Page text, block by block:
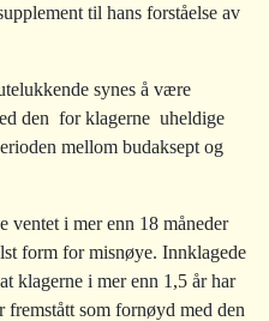
til hans forståelse av
synes å være
den  for klagerne  uheldige
mellom budaksept og
ventet i mer enn 18 måneder
form for misnøye. Innklagede
klagerne i mer enn 1,5 år har
fremstått som fornøyd med den